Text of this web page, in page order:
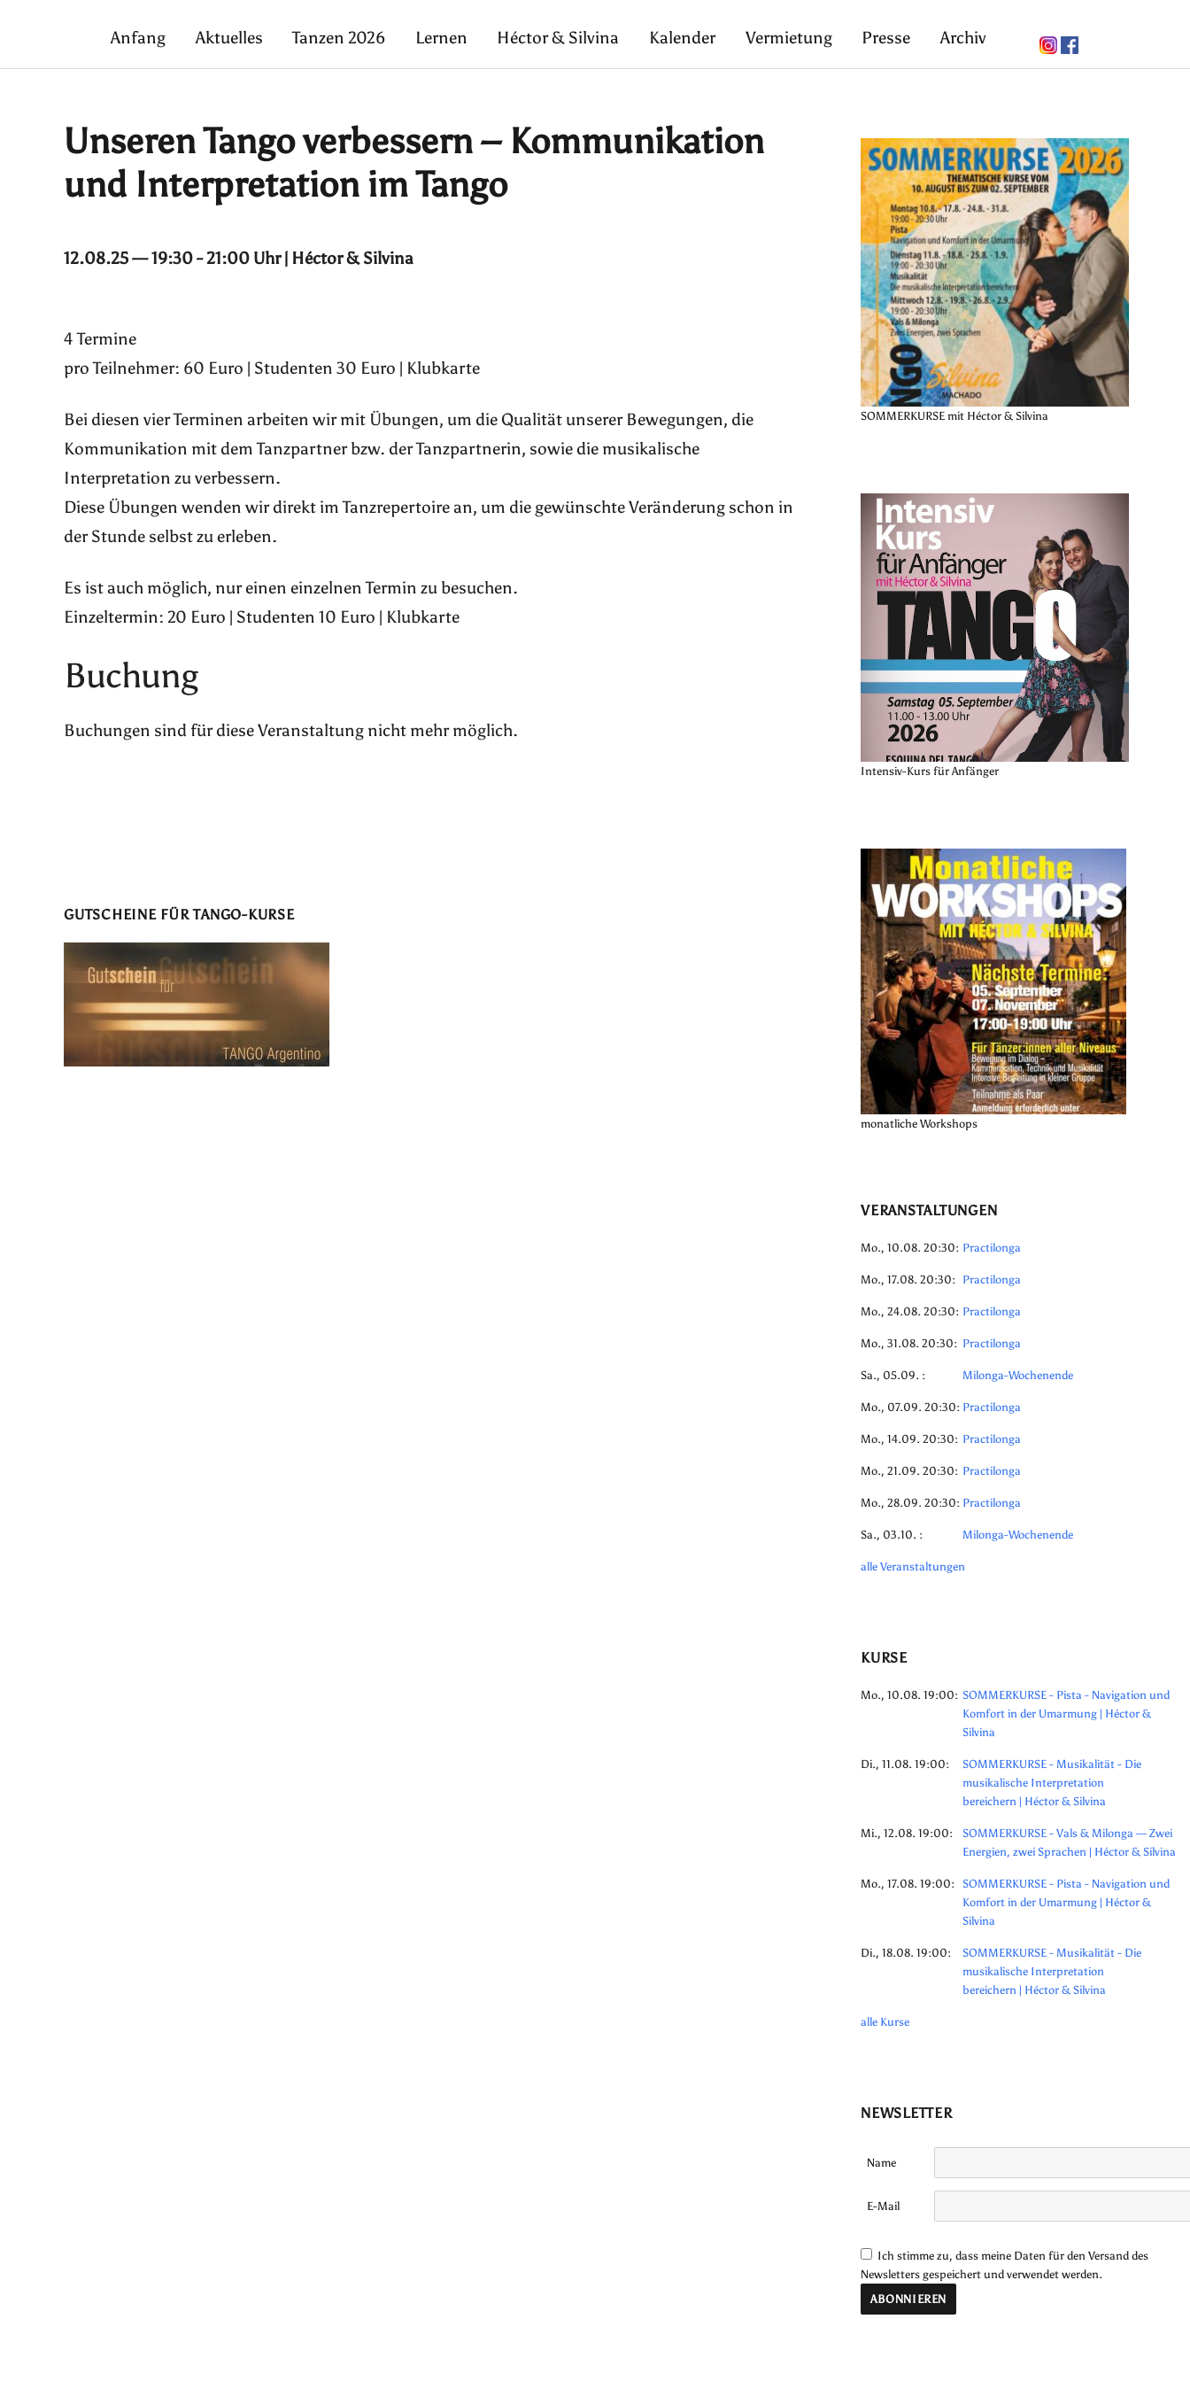
Anfang Aktuelles Tanzen 2026 Lernen Héctor & Silvina Kalender Vermietung Presse Archiv
Unseren Tango verbessern – Kommunikation
und Interpretation im Tango
12.08.25 — 19:30 - 21:00 Uhr | Héctor & Silvina
4 Termine
pro Teilnehmer: 60 Euro | Studenten 30 Euro | Klubkarte
Bei diesen vier Terminen arbeiten wir mit Übungen, um die Qualität unserer Bewegungen, die
Kommunikation mit dem Tanzpartner bzw. der Tanzpartnerin, sowie die musikalische
Interpretation zu verbessern.
Diese Übungen wenden wir direkt im Tanzrepertoire an, um die gewünschte Veränderung schon in
der Stunde selbst zu erleben.
Es ist auch möglich, nur einen einzelnen Termin zu besuchen.
Einzeltermin: 20 Euro | Studenten 10 Euro | Klubkarte
Buchung
Buchungen sind für diese Veranstaltung nicht mehr möglich.
GUTSCHEINE FÜR TANGO-KURSE
SOMMERKURSE mit Héctor & Silvina
Intensiv-Kurs für Anfänger
monatliche Workshops
VERANSTALTUNGEN
Mo., 10.08. 20:30: Practilonga
Mo., 17.08. 20:30: Practilonga
Mo., 24.08. 20:30: Practilonga
Mo., 31.08. 20:30: Practilonga
Sa., 05.09. : Milonga-Wochenende
Mo., 07.09. 20:30: Practilonga
Mo., 14.09. 20:30: Practilonga
Mo., 21.09. 20:30: Practilonga
Mo., 28.09. 20:30: Practilonga
Sa., 03.10. : Milonga-Wochenende
alle Veranstaltungen
KURSE
Mo., 10.08. 19:00: SOMMERKURSE - Pista - Navigation und
Komfort in der Umarmung | Héctor &
Silvina
Di., 11.08. 19:00:
SOMMERKURSE - Musikalität - Die
musikalische Interpretation
bereichern | Héctor & Silvina
Mi., 12.08. 19:00:
SOMMERKURSE - Vals & Milonga — Zwei
Energien, zwei Sprachen | Héctor & Silvina
Mo., 17.08. 19:00: SOMMERKURSE - Pista - Navigation und
Komfort in der Umarmung | Héctor &
Silvina
Di., 18.08. 19:00:
SOMMERKURSE - Musikalität - Die
musikalische Interpretation
bereichern | Héctor & Silvina
alle Kurse
NEWSLETTER
Name
E-Mail
Ich stimme zu, dass meine Daten für den Versand des
Newsletters gespeichert und verwendet werden.